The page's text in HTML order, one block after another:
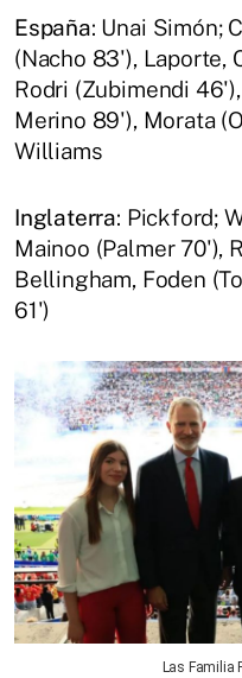
España: Unai Simón;
(Nacho 83'), Laporte,
Rodri (Zubimendi
Merino 89'), Morata
Williams
Inglaterra: Pickford;
Mainoo (Palmer 70'),
Bellingham, Foden
61')
Las Familia